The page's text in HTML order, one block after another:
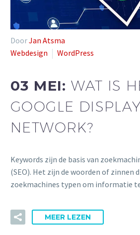
DoorJan Atsma
Webdesign
WordPress
03 MEI:WAT IS
GOOGLE DISPLAY
NETWORK?
Keywords zijn de basis van
(SEO). Het zijn de woorden of zinnen
zoekmachines typen om informatie
MEER LEZEN